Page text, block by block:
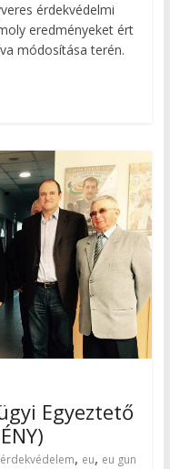
érdekvédelmi
eredményeket ért
módosítása terén.
Egyeztető
érdekvédelem, eu, eu gun